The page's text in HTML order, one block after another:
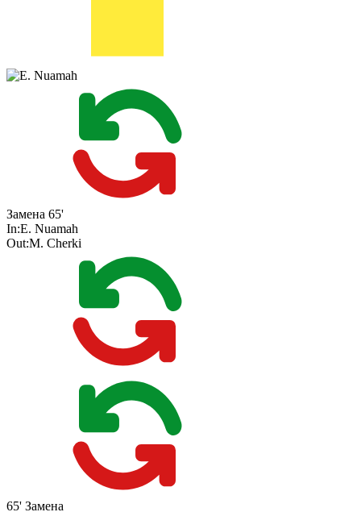
Замена 65'
In:E. Nuamah
Out:M. Cherki
65' Замена